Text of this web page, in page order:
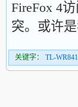
FireFox 4
突。或许
关键字： TL-